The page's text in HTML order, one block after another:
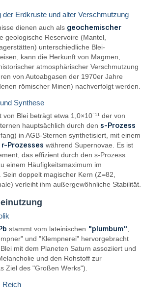
der Erdkruste und alter Verschmutzung
dienen auch als geochemischer
geologische Reservoire (Mantel,
unterschiedliche Blei-
kann die Herkunft von Magmen,
atmosphärischer Verschmutzung
von Autoabgasen der 1970er Jahre
römischer Minen) nachverfolgt werden.
Synthese
Blei beträgt etwa 1,0×10⁻¹¹ der von
hauptsächlich durch den s-Prozess
in AGB-Sternen synthetisiert, mit einem
r-Prozesses während Supernovae. Es ist
das effizient durch den s-Prozess
einem Häufigkeitsmaximum im
doppelt magischer Kern (Z=82,
verleiht ihm außergewöhnliche Stabilität.
stammt vom lateinischen "plumbum"
und "Klempnerei" hervorgebracht
mit dem Planeten Saturn assoziiert und
und den Rohstoff zur
Ziel des "Großen Werks").
Reich